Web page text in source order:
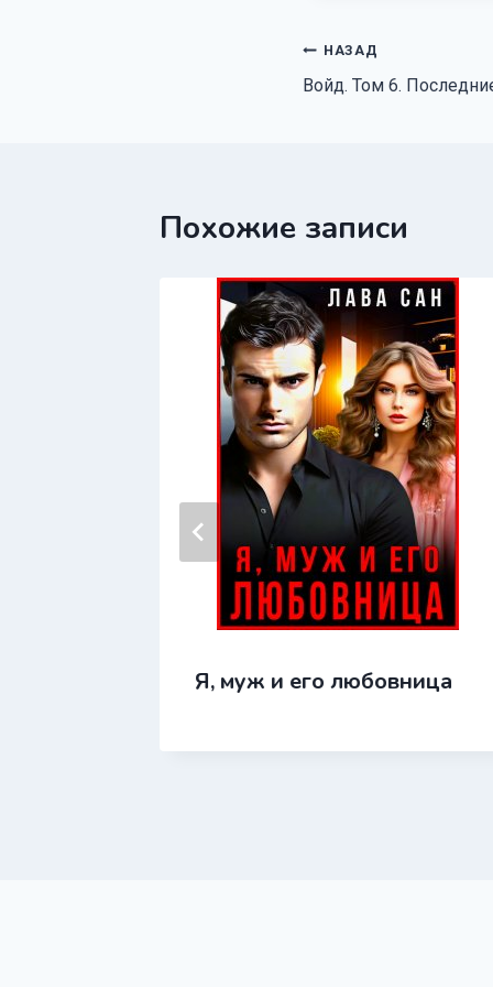
Навигация
по
НАЗАД
Войд. Том 6.
Похожие записи
Я, муж и его любовница